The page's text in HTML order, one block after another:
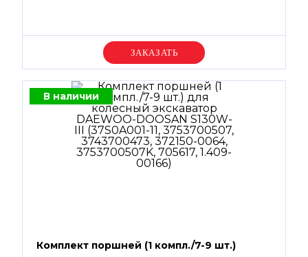
Уточняйте цену
В наличии
Комплект поршней (1 компл./7-9 шт.)